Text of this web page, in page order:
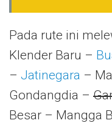
Pada rute ini
Klender Baru –
– Jatinegara –
Gondangdia –
Besar – Mangga